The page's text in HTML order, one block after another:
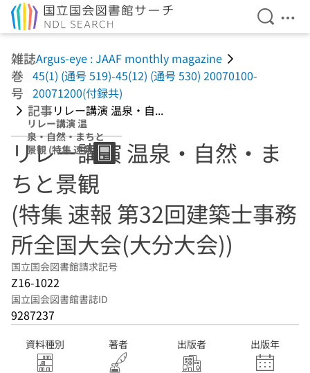
検索を
メ
雑誌Argus-eye : JAAF monthly magazine
巻
号
45(1) (通号 519)-45(12) (通号 530) 20070100-
20071200(付録共)
記事リレー講演 温泉・自...
リレー講演 温
泉・自然・まちと
景観 (特集 速報 第
32回建築士事務所
全国大会(大分大
会))
リレー講演 温泉・自然・ま
ちと景観
(特集 速報 第32回建築士事務
所全国大会(大分大会))
国立国会図書館請求記号
Z16-1022
国立国会図書館書誌ID
9287237
資料種別 著者 出版者 出版年